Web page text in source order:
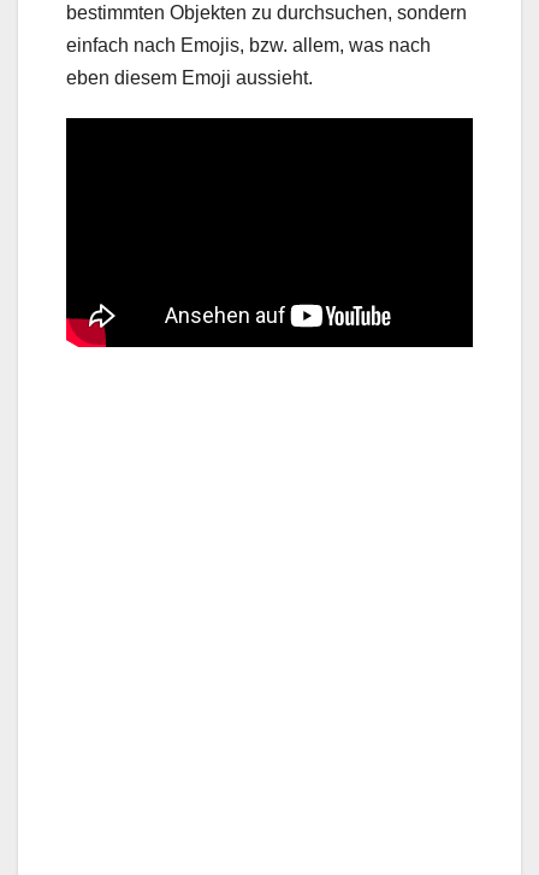
bestimmten Objekten zu durchsuchen, sondern
einfach nach Emojis, bzw. allem, was nach
eben diesem Emoji aussieht.